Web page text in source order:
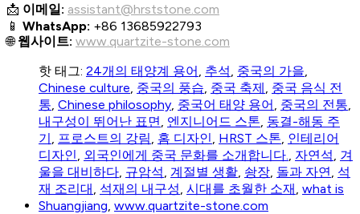
📩 이메일: assistant@hrststone.com
📱 WhatsApp: +86 13685922793
🌐웹사이트: www.quartzite-stone.com
핫 태그: 24개의 태양계 용어, 추석, 중국의 가을,
Chinese culture, 중국의 풍습, 중국 축제, 중국 음식 전
통, Chinese philosophy, 중국어 태양 용어, 중국의 전통,
내구성이 뛰어난 표면, 엔지니어드 스톤, 동결-해동 주
기, 프로스트의 강림, 홈 디자인, HRST 스톤, 인테리어
디자인, 외국인에게 중국 문화를 소개합니다., 자연석, 겨
울을 대비하다, 규암석, 계절별 생활, 솽장, 돌과 자연, 석
재 조리대, 석재의 내구성, 시대를 초월한 소재, what is
Shuangjiang, www.quartzite-stone.com